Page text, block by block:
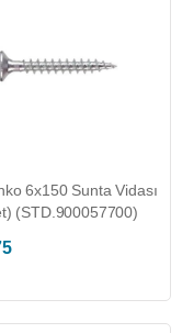
6x150 Sunta Vidası
(STD.900057700)